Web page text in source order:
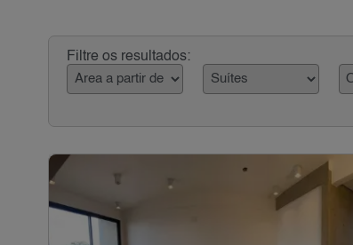
Filtre os resultados: